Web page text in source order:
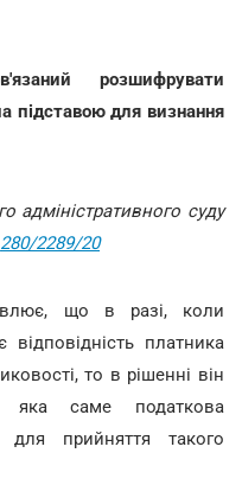
розшифрувати
підставою для визнання
адміністративного суду
280/2289/20
що в разі, коли
платника
то в рішенні він
яка саме податкова
для прийняття такого